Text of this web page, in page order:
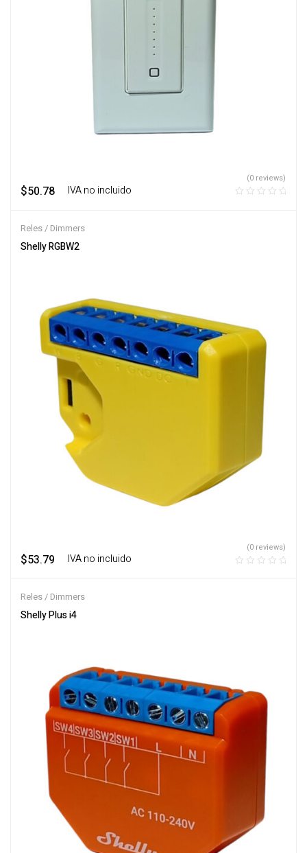
$50.78 ‎ ‎ ‎ IVA no incluido
(0 reviews)
Reles / Dimmers
Shelly RGBW2
$53.79 ‎ ‎ ‎ IVA no incluido
(0 reviews)
Reles / Dimmers
Shelly Plus i4